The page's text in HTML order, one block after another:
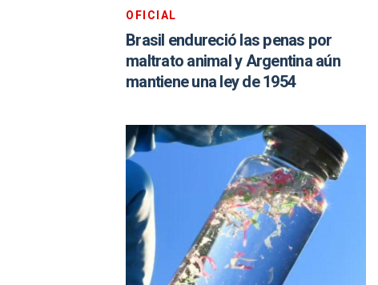
OFICIAL
Brasil endureció las penas por
maltrato animal y Argentina aún
mantiene una ley de 1954